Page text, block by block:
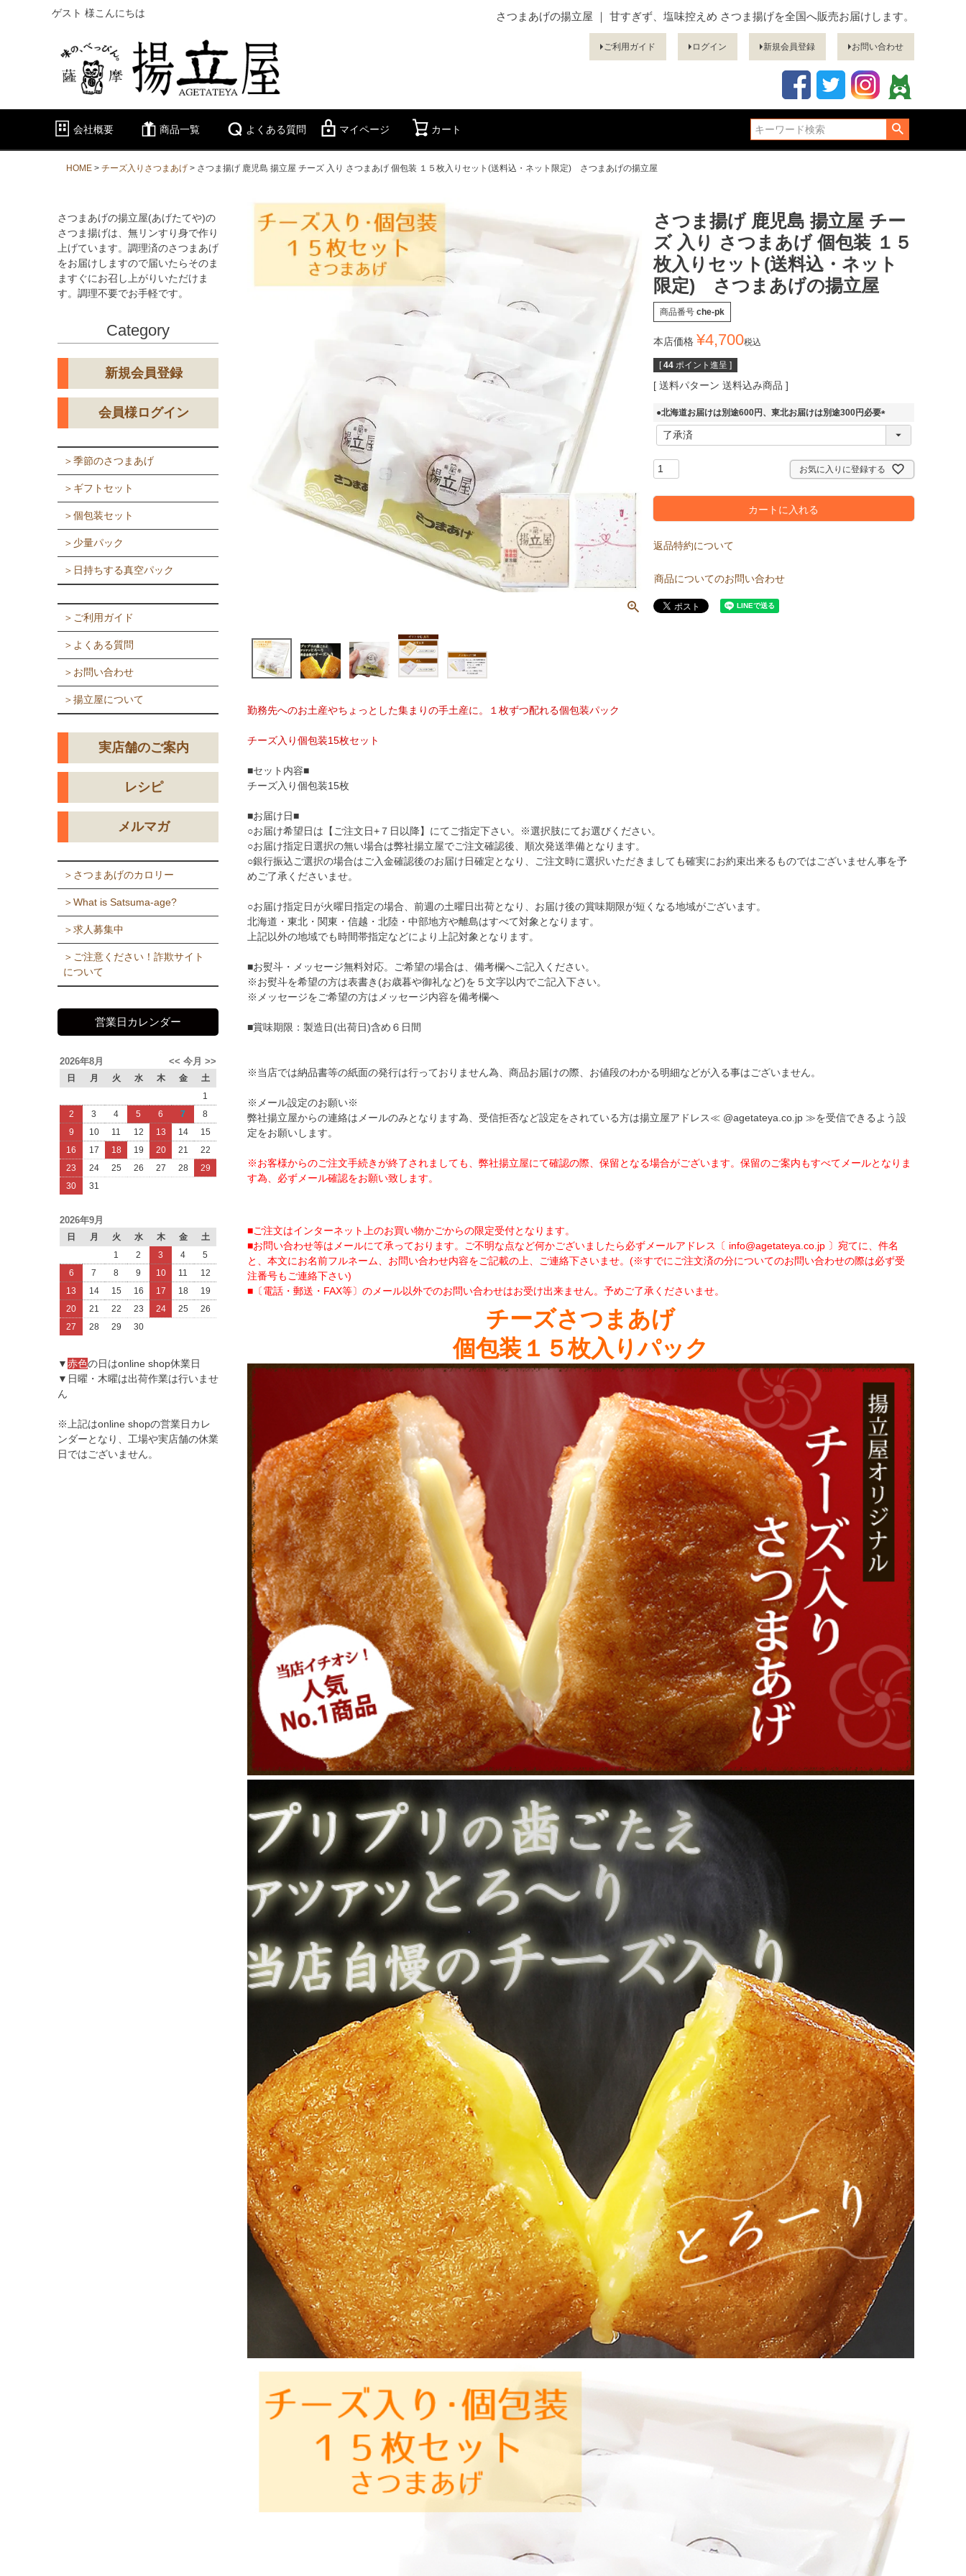
ゲスト 様こんにちは さつまあげの揚立屋 ｜ 甘すぎず、塩味控えめ さつま揚げを全国へ販売お届けします。
ご利用ガイド ログイン 新規会員登録 お問い合わせ
会社概要 商品一覧 よくある質問 マイページ カート
HOME チーズ入りさつまあげ さつま揚げ 鹿児島 揚立屋 チーズ 入り さつまあげ 個包装 １５枚入りセット(送料込・ネット限定) さつまあげの揚立屋
さつまあげの揚立屋(あげたてや)の
さつま揚げは、無リンすり身で作り
上げています。調理済のさつまあげ
をお届けしますので届いたらそのま
ますぐにお召し上がりいただけま
す。調理不要でお手軽です。
Category
新規会員登録
会員様ログイン
＞季節のさつまあげ
＞ギフトセット
＞個包装セット
＞少量パック
＞日持ちする真空パック
＞ご利用ガイド
＞よくある質問
＞お問い合わせ
＞揚立屋について
実店舗のご案内
レシピ
メルマガ
＞さつまあげのカロリー
＞What is Satsuma-age?
＞求人募集中
＞ご注意ください！詐欺サイト
について
営業日カレンダー
2026年8月 >>
今月
<<
日 月 火 水 木 金
土
1
2
3 4 5 6 7
8
9
10 11 12 13 14
15
16
17 18 19 20 21
22
23
24 25 26 27 28
29
30
31
2026年9月
日 月 火 水 木 金
土
1
2 3 4
5
6
7 8 9 10 11
12
13
14 15 16 17 18
19
20
21 22 23 24 25
26
27
28 29 30
▼赤色の日はonline shop休業日
▼日曜・木曜は出荷作業は行いませ
ん
※上記はonline shopの営業日カレ
ンダーとなり、工場や実店舗の休業
日ではございません。
さつま揚げ 鹿児島 揚立屋 チー
ズ 入り さつまあげ 個包装 １５
枚入りセット(送料込・ネット
限定) さつまあげの揚立屋
商品番号 che-pk
本店価格 ¥4,700税込
[ 44 ポイント進呈 ]
送料パターン 送料込み商品
●北海道お届けは別途600円、東北お届けは別途300円必要
(
)
お気に入りに登録する
カートに入れる
返品特約について
商品についてのお問い合わせ
勤務先へのお土産やちょっとした集まりの手土産に。１枚ずつ配れる個包装パック
チーズ入り個包装15枚セット
■セット内容■
チーズ入り個包装15枚
■お届け日■
○お届け希望日は【ご注文日+７日以降】にてご指定下さい。※選択肢にてお選びください。
○お届け指定日選択の無い場合は弊社揚立屋でご注文確認後、順次発送準備となります。
○銀行振込ご選択の場合はご入金確認後のお届け日確定となり、ご注文時に選択いただきましても確実にお約束出来るものではございません事を予
めご了承くださいませ。
○お届け指定日が火曜日指定の場合、前週の土曜日出荷となり、お届け後の賞味期限が短くなる地域がございます。
北海道・東北・関東・信越・北陸・中部地方や離島はすべて対象となります。
上記以外の地域でも時間帯指定などにより上記対象となります。
■お熨斗・メッセージ無料対応。ご希望の場合は、備考欄へご記入ください。
※お熨斗を希望の方は表書き(お歳暮や御礼など)を５文字以内でご記入下さい。
※メッセージをご希望の方はメッセージ内容を備考欄へ
■賞味期限：製造日(出荷日)含め６日間
※当店では納品書等の紙面の発行は行っておりません為、商品お届けの際、お値段のわかる明細などが入る事はございません。
※メール設定のお願い※
弊社揚立屋からの連絡はメールのみとなります為、受信拒否など設定をされている方は揚立屋アドレス≪ @agetateya.co.jp ≫を受信できるよう設
定をお願いします。
※お客様からのご注文手続きが終了されましても、弊社揚立屋にて確認の際、保留となる場合がございます。保留のご案内もすべてメールとなりま
す為、必ずメール確認をお願い致します。
■ご注文はインターネット上のお買い物かごからの限定受付となります。
■お問い合わせ等はメールにて承っております。ご不明な点など何かございましたら必ずメールアドレス〔 info@agetateya.co.jp 〕宛てに、件名
と、本文にお名前フルネーム、お問い合わせ内容をご記載の上、ご連絡下さいませ。(※すでにご注文済の分についてのお問い合わせの際は必ず受
注番号もご連絡下さい)
■〔電話・郵送・FAX等〕のメール以外でのお問い合わせはお受け出来ません。予めご了承くださいませ。
チーズさつまあげ
個包装１５枚入りパック